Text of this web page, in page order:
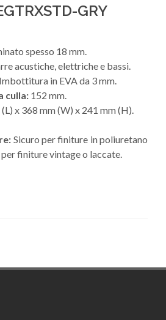
GRY
spesso 18 mm.
acustiche, elettriche e bassi.
Imbottitura in EVA da 3 mm.
culla: 152 mm.
x 368 mm (W) x 241 mm (H).
Sicuro per finiture in poliuretano
finiture vintage o laccate.